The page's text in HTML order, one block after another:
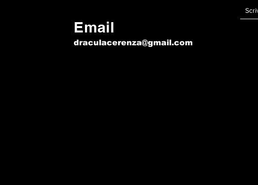
Email
draculacerenza@gmail.com